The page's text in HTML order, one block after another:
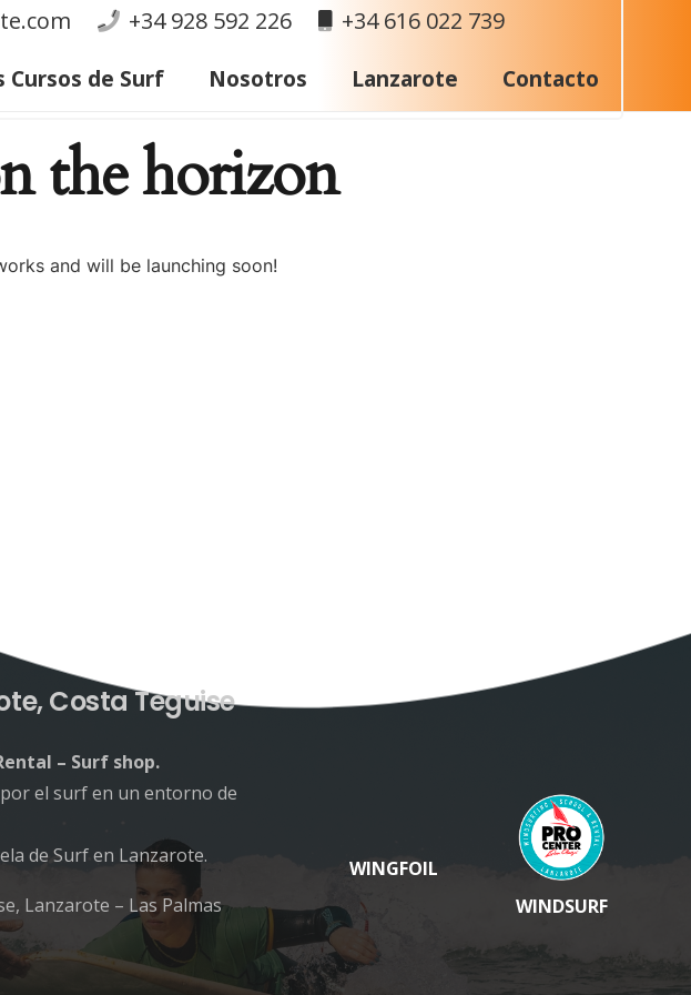
+34 928 592 226
+34 616 022 739
Cursos de Surf Nosotros Lanzarote Contacto
the horizon
and will be launching soon!
Costa Teguise
– Surf shop.
el surf en un entorno de
de Surf en Lanzarote.
Lanzarote – Las Palmas
WINGFOIL
WINDSURF